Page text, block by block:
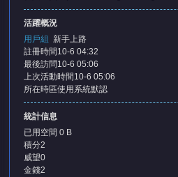
活躍概況
用戶組
新手上路
註冊時間 10-6 04:32
最後訪問10-6 05:06
上次活動時間 10-6 05:06
所在時區使用系統默認
統計信息
已用空間 0 B
積分2
威望0
金錢2